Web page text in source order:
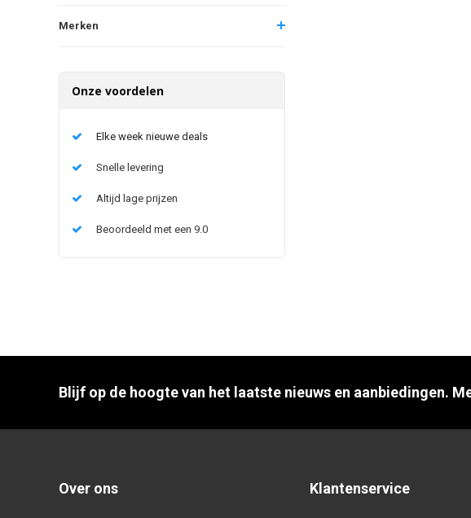
Merken
Onze voordelen
Elke week nieuwe deals
Snelle levering
Altijd lage prijzen
Beoordeeld met een 9.0
Blijf op de hoogte van het laatste nieuws en aanbiedingen.
Over ons Klantenservice